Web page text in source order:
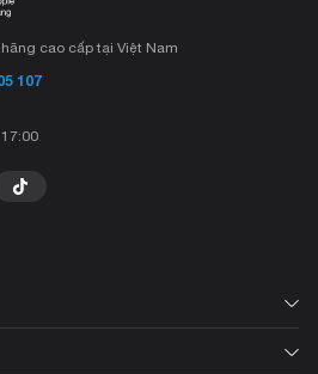
cao cấp tại Việt Nam
107